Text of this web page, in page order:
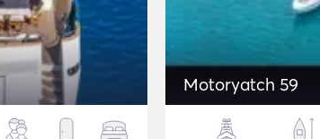
Motoryatch 59